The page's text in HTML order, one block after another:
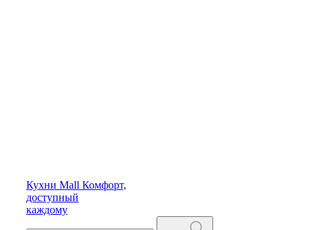
Кухни Mall Комфорт,
доступный
каждому